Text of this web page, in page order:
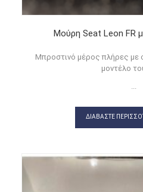
Μούρη Seat Leon FR
Μπροστινό μέρος πλήρες με
μοντέλο
ΔΙΑΒΆΣΤΕ